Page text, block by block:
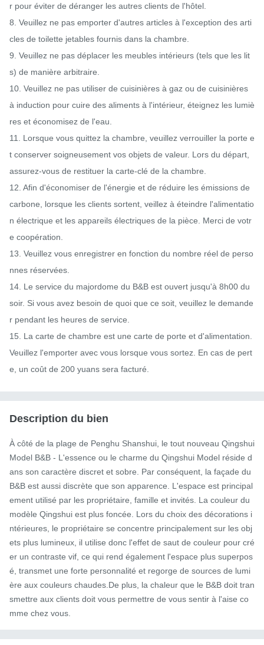
r pour éviter de déranger les autres clients de l'hôtel.
8. Veuillez ne pas emporter d'autres articles à l'exception des arti
cles de toilette jetables fournis dans la chambre.
9. Veuillez ne pas déplacer les meubles intérieurs (tels que les lit
s) de manière arbitraire.
10. Veuillez ne pas utiliser de cuisinières à gaz ou de cuisinières
à induction pour cuire des aliments à l'intérieur, éteignez les lumiè
res et économisez de l'eau.
11. Lorsque vous quittez la chambre, veuillez verrouiller la porte e
t conserver soigneusement vos objets de valeur. Lors du départ,
assurez-vous de restituer la carte-clé de la chambre.
12. Afin d'économiser de l'énergie et de réduire les émissions de
carbone, lorsque les clients sortent, veillez à éteindre l'alimentatio
n électrique et les appareils électriques de la pièce. Merci de votr
e coopération.
13. Veuillez vous enregistrer en fonction du nombre réel de perso
nnes réservées.
14. Le service du majordome du B&B est ouvert jusqu'à 8h00 du
soir. Si vous avez besoin de quoi que ce soit, veuillez le demande
r pendant les heures de service.
15. La carte de chambre est une carte de porte et d'alimentation.
Veuillez l'emporter avec vous lorsque vous sortez. En cas de pert
e, un coût de 200 yuans sera facturé.
Description du bien
À côté de la plage de Penghu Shanshui, le tout nouveau Qingshui
Model B&B - L'essence ou le charme du Qingshui Model réside d
ans son caractère discret et sobre. Par conséquent, la façade du
B&B est aussi discrète que son apparence. L'espace est principal
ement utilisé par les propriétaire, famille et invités. La couleur du
modèle Qingshui est plus foncée. Lors du choix des décorations i
ntérieures, le propriétaire se concentre principalement sur les obj
ets plus lumineux, il utilise donc l'effet de saut de couleur pour cré
er un contraste vif, ce qui rend également l'espace plus superpos
é, transmet une forte personnalité et regorge de sources de lumi
ère aux couleurs chaudes.De plus, la chaleur que le B&B doit tran
smettre aux clients doit vous permettre de vous sentir à l'aise co
mme chez vous.